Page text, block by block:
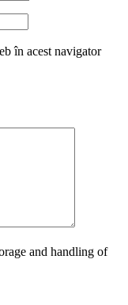
în acest navigator
and handling of